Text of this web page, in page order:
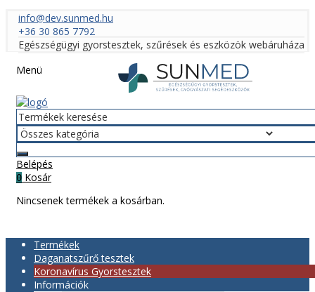
info@dev.sunmed.hu
+36 30 865 7792
Egészségügyi gyorstesztek, szűrések és eszközök webáruháza
Menü
Belépés
0 Kosár
Nincsenek termékek a kosárban.
Termékek
Daganatszűrő tesztek
Koronavírus Gyorstesztek
Információk